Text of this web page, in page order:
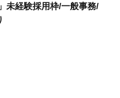
未経験採用枠/一般事務/